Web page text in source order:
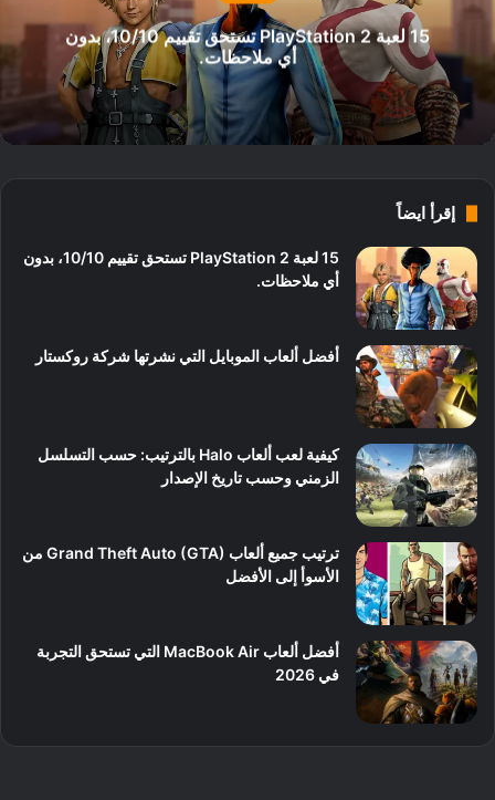
15 لعبة PlayStation 2 تستحق تقييم 10/10، بدون
أي ملاحظات.
إقرأ ايضاً
15 لعبة PlayStation 2 تستحق تقييم 10/10، بدون
أي ملاحظات.
أفضل ألعاب الموبايل التي نشرتها شركة روكستار
كيفية لعب ألعاب Halo بالترتيب: حسب التسلسل
الزمني وحسب تاريخ الإصدار
ترتيب جميع ألعاب Grand Theft Auto (GTA) من
الأسوأ إلى الأفضل
أفضل ألعاب MacBook Air التي تستحق التجربة
في 2026